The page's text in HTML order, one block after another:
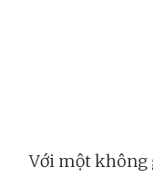
Với một